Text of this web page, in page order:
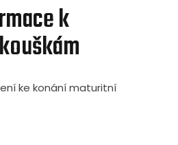
k
ke konání maturitní